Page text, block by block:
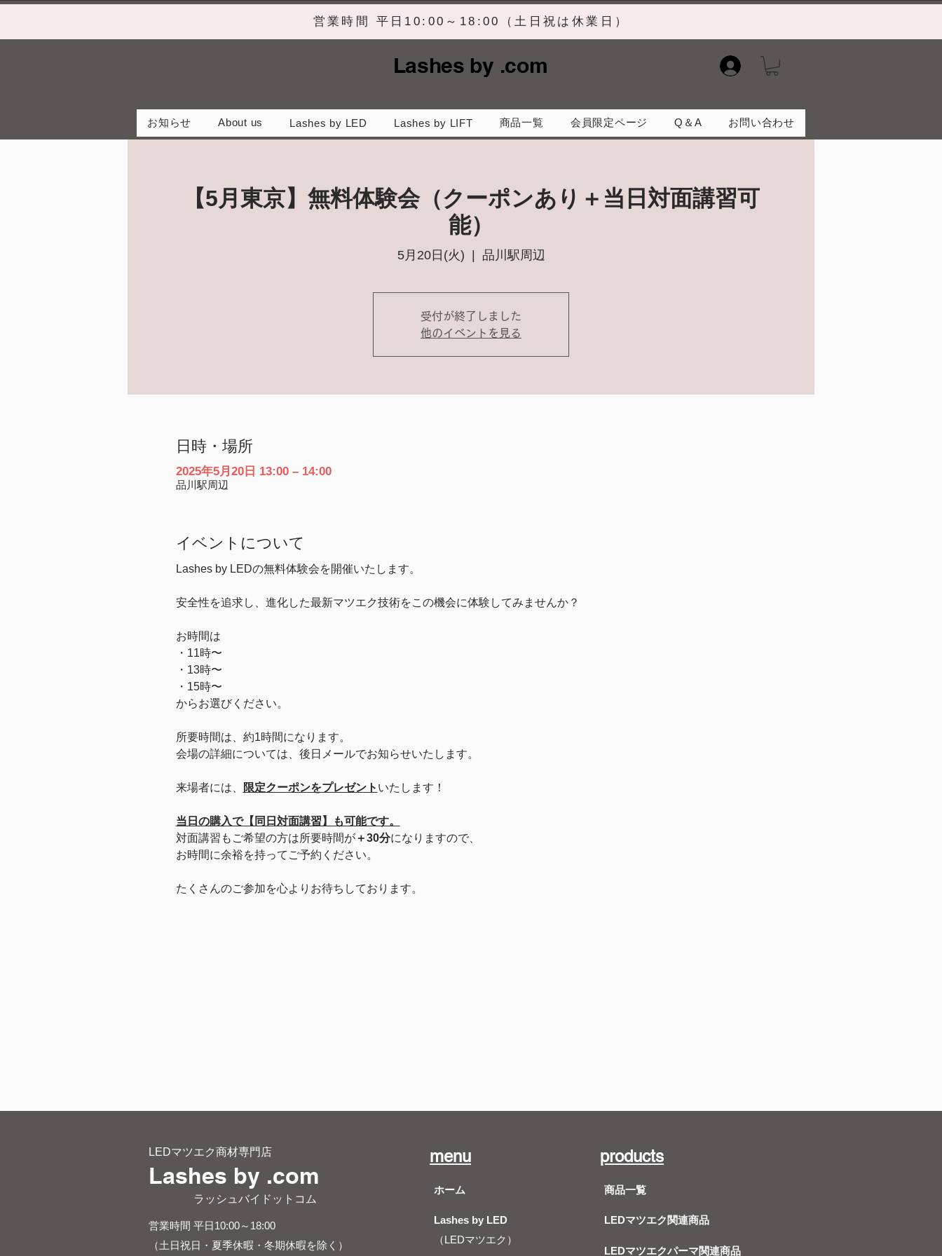
営業時間 平日10:00～18:00（土日祝は休業日）
Lashes by .com
お知らせ About us Lashes by LED Lashes by LIFT 商品一覧 会員限定ページ Q＆A お問い合わせ
【5月東京】無料体験会（クーポンあり＋当日対面講習可
能）
5月20日(火)
  |
品川駅周辺
受付が終了しました
他のイベントを見る
日時・場所
2025年5月20日 13:00 – 14:00
品川駅周辺
イベントについて
Lashes by LEDの無料体験会を開催いたします。
安全性を追求し、進化した最新マツエク技術をこの機会に体験してみませんか？
お時間は
・11時〜
・13時〜
・15時〜
からお選びください。
所要時間は、約1時間になります。
会場の詳細については、後日メールでお知らせいたします。
来場者には、 限定クーポンをプレゼント いたします！
当日の購入で【同日対面講習】も可能です。
対面講習もご希望の方は所要時間が＋30分になりますので、
お時間に余裕を持ってご予約ください。
たくさんのご参加を心よりお待ちしております。
LEDマツエク商材専門店
Lashes by .com
​ ラッシュバイドットコム
営業時間 平日10:00～18:00
（土日祝日・夏季休暇・冬期休暇を除く）
menu
ホーム
Lashes by LED
（LEDマツエク）
products
商品一覧
LEDマツエク関連商品
LEDマツエクパーマ関連商品